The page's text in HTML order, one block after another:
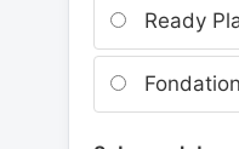
Ready
Fondation